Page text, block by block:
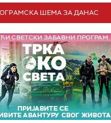
ШЕМА ЗА ДАНАС